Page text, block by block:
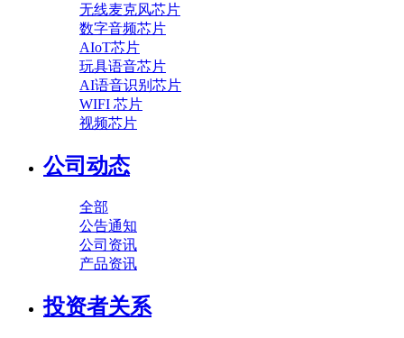
无线麦克风芯片
数字音频芯片
AIoT芯片
玩具语音芯片
AI语音识别芯片
WIFI 芯片
视频芯片
公司动态
全部
公告通知
公司资讯
产品资讯
投资者关系